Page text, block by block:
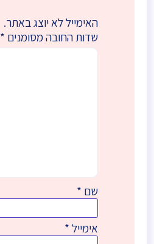
האימייל לא יוצג באתר.
שדות החובה מסומנים *
שם *
אימייל *